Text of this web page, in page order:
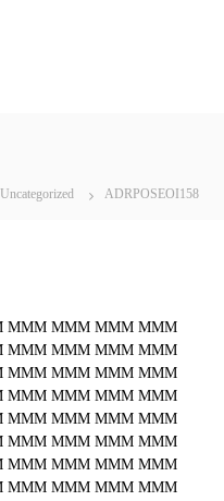
Uncategorized ADRPOSEOI158
MMM MMM MMM MMM
MMM MMM MMM MMM
MMM MMM MMM MMM
MMM MMM MMM MMM
MMM MMM MMM MMM
MMM MMM MMM MMM
MMM MMM MMM MMM
MMM MMM MMM MMM